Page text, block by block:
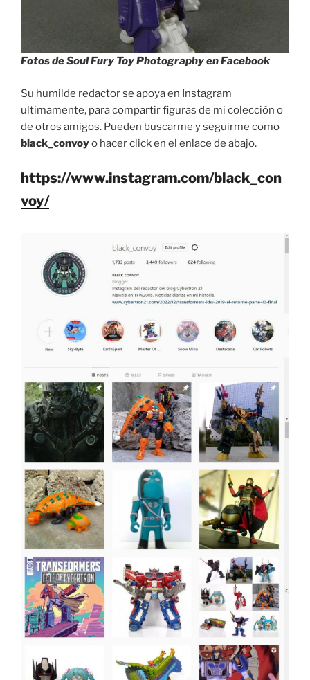
Fotos de Soul Fury Toy Photography en Facebook
Su humilde redactor se apoya en Instagram
ultimamente, para compartir figuras de mi colección o
de otros amigos. Pueden buscarme y seguirme como
black_convoyo hacer click en el enlace de abajo.
https://www.instagram.com/black_con
voy/